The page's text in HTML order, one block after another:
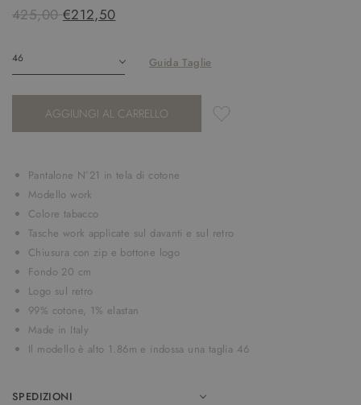
425,00 €212,50
Guida Taglie
AGGIUNGI AL CARRELLO
Pantalone N°21 in tela di cotone
Modello work
Colore tabacco
Tasche work applicate sul davanti e sul retro
Chiusura con zip e bottone logo
Fondo 20 cm
Logo sul retro
99% cotone, 1% elastan
Made in Italy
Il modello è alto 1.86m e indossa una taglia 46
SPEDIZIONI